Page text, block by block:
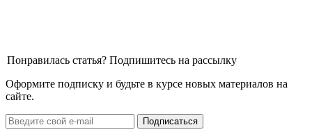
Понравилась статья? Подпишитесь на рассылку
Оформите подписку и будьте в курсе новых материалов на
сайте.